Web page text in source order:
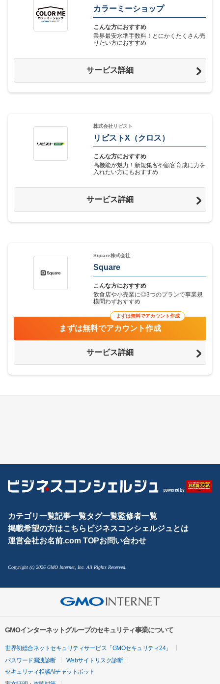
カラーミーショップ
こんな方におすすめ
業界最安水準手数料！とにかくたくさん売
りたい方におすすめ
サービス詳細
株式会社リピスト
リピストX（クロス）
こんな方におすすめ
高機能が魅力！新規集客や顧客育成に力を
入れたい方にもおすすめ
サービス詳細
Square株式会社
Square
こんな方におすすめ
飲食店や小売業に◎3つのプランで事業規
模問わずおすすめ
サービス詳細
まずは無料でアカウント作成
まずは無料でアカウント作成
カテゴリ一覧記事一覧タグ一覧監修者一覧
掲載希望の方はこちら ビジネスコンシェルジュとは
運営会社お名前.com TOPお問い合わせ
Copyright (c) 2026 GMO Internet, Inc. All Rights Reserved.
GMOインターネットグループのセキュリティ事業について
世界初総合ネットセキュリティサービス「GMOセキュリティ24」
パスワード漏洩診断
Webサイトリスク診断
セキュリティ相談AIチャットボット